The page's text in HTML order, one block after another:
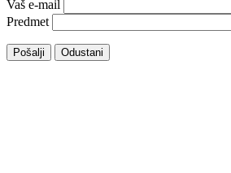
Vaš e-mail
Predmet
Pošalji Odustani